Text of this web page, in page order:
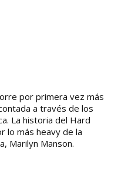
por primera vez más
a través de los
La historia del Hard
lo más heavy de la
Marilyn Manson.